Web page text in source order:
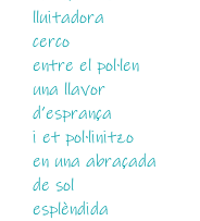
lluitadora
cerco
entre el pol·len
una llavor
d’esprança
i et pol·linitzo
en una abraçada
de sol
esplèndida